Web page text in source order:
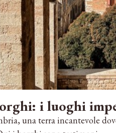
i luoghi
una terra incantevole